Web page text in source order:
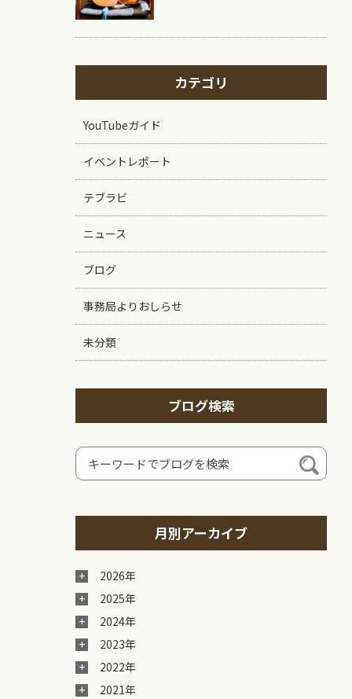
カテゴリ
YouTubeガイド
イベントレポート
テブラビ
ニュース
ブログ
事務局よりおしらせ
未分類
ブログ検索
月別アーカイブ
2026年
2025年
2024年
2023年
2022年
2021年